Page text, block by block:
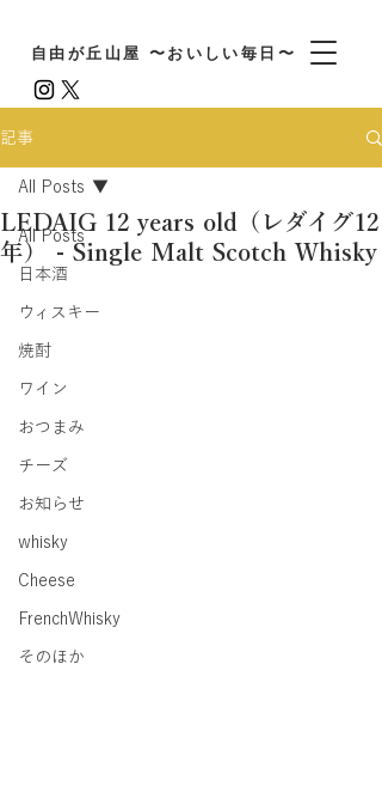
自由が丘山屋 〜おいしい毎日〜
記事
All Posts
日本酒
ウィスキー
焼酎
ワイン
おつまみ
チーズ
お知らせ
whisky
Cheese
FrenchWhisky
そのほか
All Posts
LEDAIG 12 years old（レダイグ12
年） - Single Malt Scotch Whisky